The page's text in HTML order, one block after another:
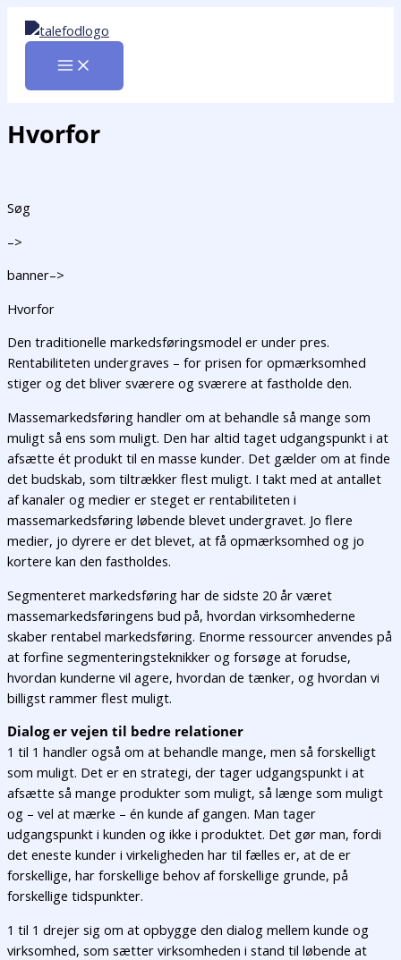
indholdet
Hvorfor
Søg
–>
banner–>
Hvorfor
Den traditionelle markedsføringsmodel er under pres.
Rentabiliteten undergraves – for prisen for opmærksomhed
stiger og det bliver sværere og sværere at fastholde den.
Massemarkedsføring handler om at behandle så mange som
muligt så ens som muligt. Den har altid taget udgangspunkt i at
afsætte ét produkt til en masse kunder. Det gælder om at finde
det budskab, som tiltrækker flest muligt. I takt med at antallet
af kanaler og medier er steget er rentabiliteten i
massemarkedsføring løbende blevet undergravet. Jo flere
medier, jo dyrere er det blevet, at få opmærksomhed og jo
kortere kan den fastholdes.
Segmenteret markedsføring har de sidste 20 år været
massemarkedsføringens bud på, hvordan virksomhederne
skaber rentabel markedsføring. Enorme ressourcer anvendes på
at forfine segmenteringsteknikker og forsøge at forudse,
hvordan kunderne vil agere, hvordan de tænker, og hvordan vi
billigst rammer flest muligt.
Dialog er vejen til bedre relationer
1 til 1 handler også om at behandle mange, men så forskelligt
som muligt. Det er en strategi, der tager udgangspunkt i at
afsætte så mange produkter som muligt, så længe som muligt
og – vel at mærke – én kunde af gangen. Man tager
udgangspunkt i kunden og ikke i produktet. Det gør man, fordi
det eneste kunder i virkeligheden har til fælles er, at de er
forskellige, har forskellige behov af forskellige grunde, på
forskellige tidspunkter.
1 til 1 drejer sig om at opbygge den dialog mellem kunde og
virksomhed, som sætter virksomheden i stand til løbende at